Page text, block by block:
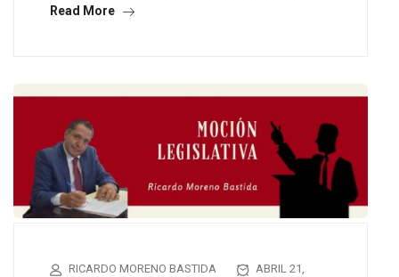
Read More
RICARDO MORENO BASTIDA
ABRIL 21,